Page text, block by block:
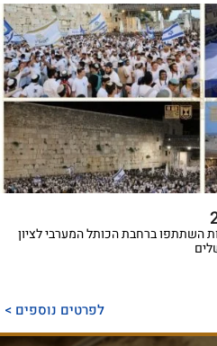
השתתפו ברחבת הכותל המערבי לציון
לפרטים נוספים >